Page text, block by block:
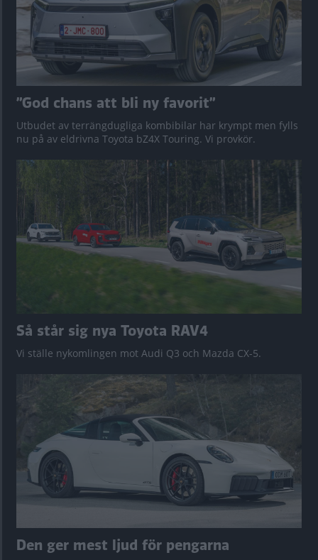
”God chans att bli ny favorit”
Utbudet av terrängdugliga kombibilar har krympt men fylls
nu på av eldrivna Toyota bZ4X Touring. Vi provkör.
Så står sig nya Toyota RAV4
Vi ställe nykomlingen mot Audi Q3 och Mazda CX-5.
Den ger mest ljud för pengarna